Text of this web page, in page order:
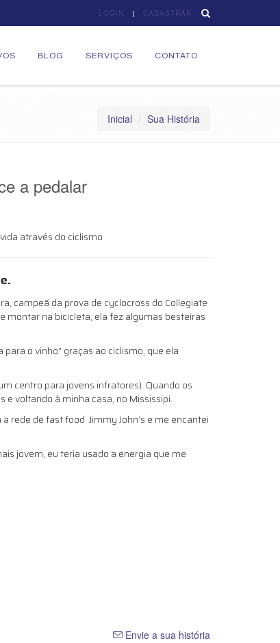
LOGIN CADASTRAR
BLOG SERVIÇOS CONTATO
Inicial Sua História
a pedalar
através do ciclismo
campeã da prova de cyclocross do Collegiate
montar na bicicleta, ela fez algumas besteiras
o vinho” graças ao ciclismo, que ela
centro para jovens infratores). Quando os
voltando à minha casa, no Mississipi.
rede de fast food Jimmy John’s e me encantei
jovem, eu teria usado a energia que me
Envie a sua história